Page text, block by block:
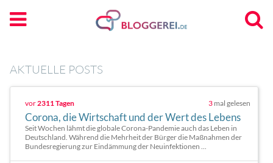
AKTUELLE POSTS
vor2311 Tagen 3 mal gelesen
Corona, die Wirtschaft und der Wert des Lebens
Seit Wochen lähmt die globale Corona-Pandemie auch das Leben in
Deutschland. Während die Mehrheit der Bürger die Maßnahmen der
Bundesregierung zur Eindämmung der Neuinfektionen ...